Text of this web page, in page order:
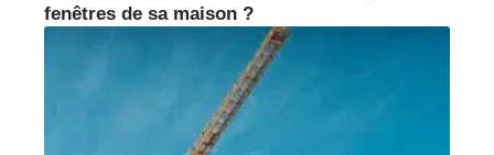
fenêtres de sa maison ?